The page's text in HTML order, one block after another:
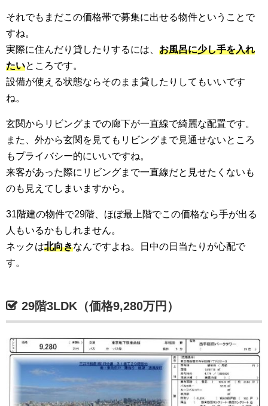
それでもまだこの価格帯で募集に出せる物件ということで
すね。
実際に住んだり貸したりするには、 お風呂に少し手を入れ
たいところです。
設備が使える状態ならそのまま貸したりしてもいいです
ね。
玄関からリビングまでの廊下が一直線で綺麗な配置です。
また、外から玄関を見てもリビングまで見通せないところ
もプライバシー的にいいですね。
来客があった際にリビングまで一直線だと見せたくないも
のも見えてしまいますから。
31階建の物件で29階、ほぼ最上階でこの価格なら手が出る
人もいるかもしれません。
ネックは北向きなんですよね。日中の日当たりが心配で
す。
29階3LDK（価格9,280万円）